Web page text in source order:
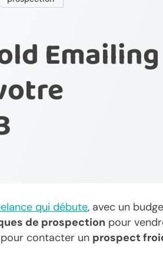
qui débute, avec un
de prospection pour
pour contacter un prospect